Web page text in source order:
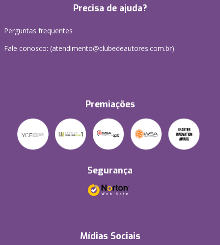
Precisa de ajuda?
Perguntas frequentes
Fale conosco: (atendimento@clubedeautores.com.br)
Premiações
Segurança
Mídias Sociais